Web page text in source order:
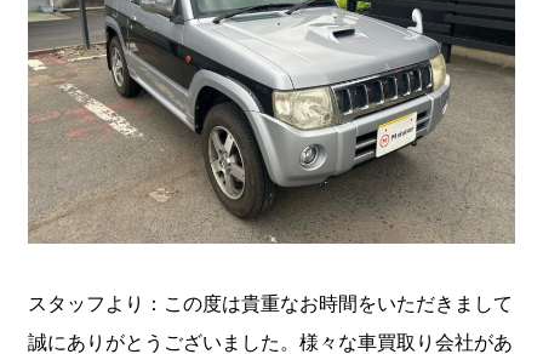
スタッフより：この度は貴重なお時間をいただきまして
誠にありがとうございました。様々な車買取り会社があ